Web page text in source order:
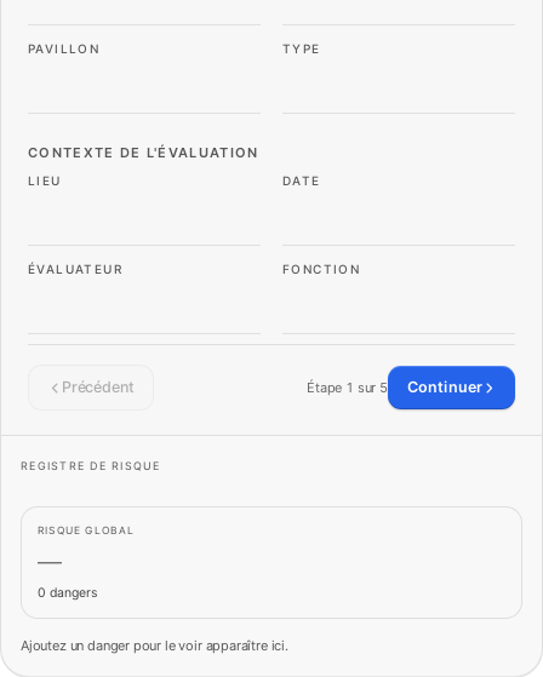
PAVILLON TYPE
CONTEXTE DE L'ÉVALUATION
LIEU DATE
ÉVALUATEUR FONCTION
Précédent Étape 1 sur 5 Continuer
REGISTRE DE RISQUE
RISQUE GLOBAL
—
0 dangers
Ajoutez un danger pour le voir apparaître ici.